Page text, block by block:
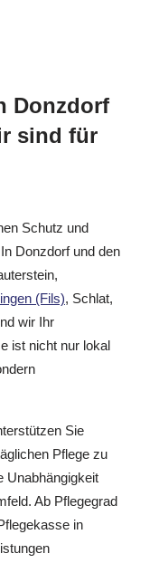
Donzdorf
sind für
Schutz und
Donzdorf und den
(Fils), Schlat,
wir Ihr
ist nicht nur lokal
Sie
Pflege zu
Unabhängigkeit
Ab Pflegegrad
in